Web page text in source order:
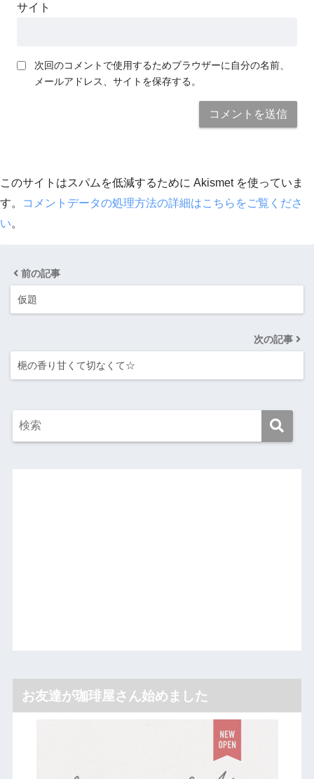
サイト
次回のコメントで使用するためブラウザーに自分の名前、
メールアドレス、サイトを保存する。
このサイトはスパムを低減するために Akismet を使っていま
す。
コメントデータの処理方法の詳細はこちらをご覧くださ
い。
前の記事
仮題
次の記事
梔の香り甘くて切なくて☆
お友達が珈琲屋さん始めました